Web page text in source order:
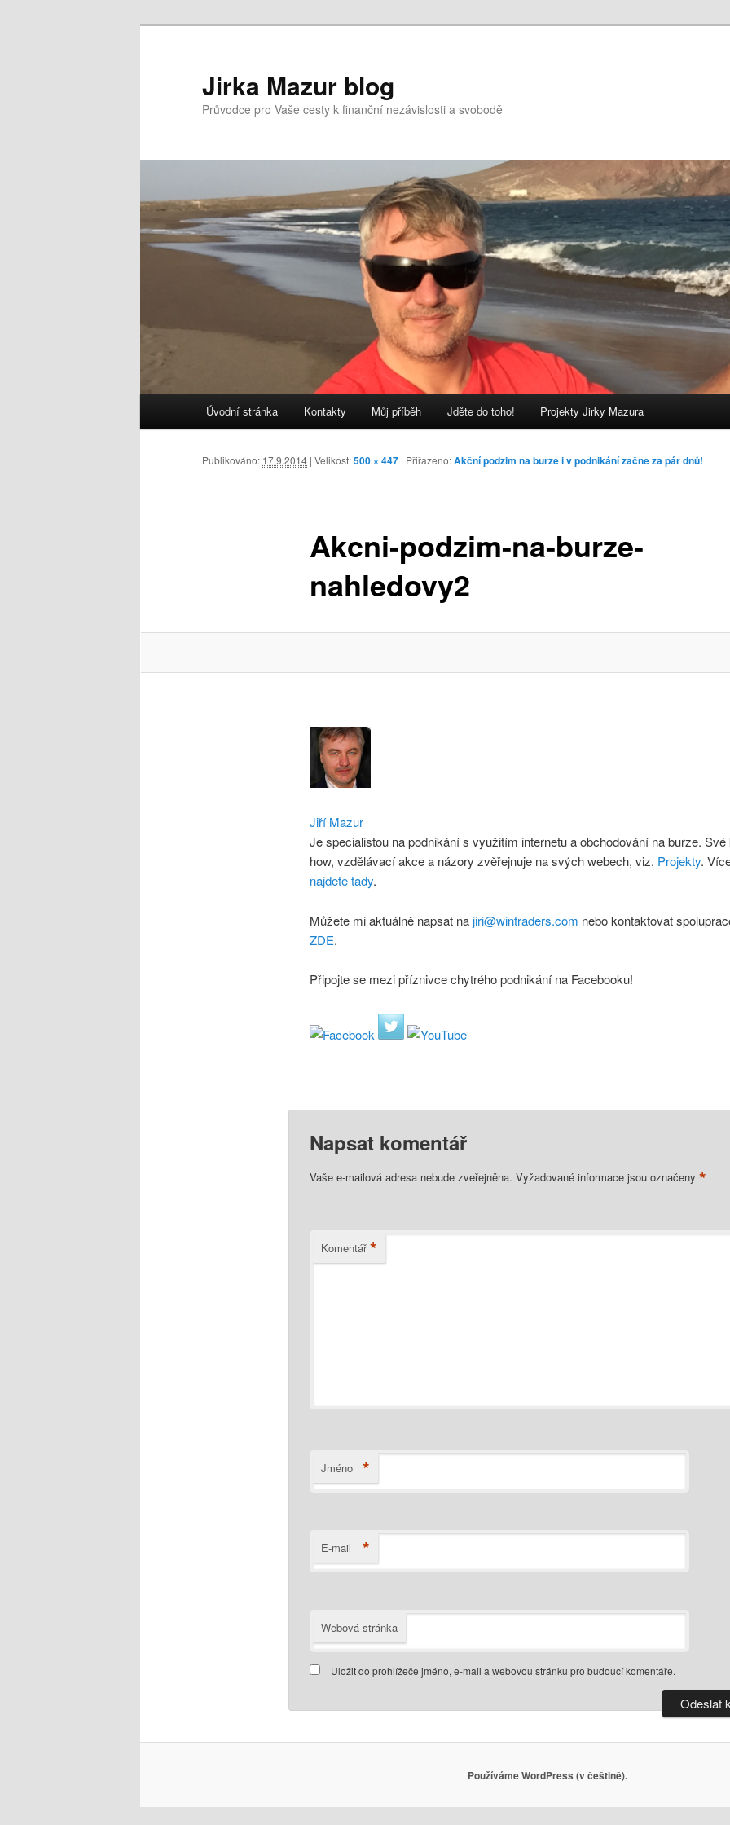
Jirka Mazur blog
Průvodce pro Vaše cesty k finanční nezávislosti a svobodě
Úvodní stránka Kontakty Můj příběh Jděte do toho! Projekty Jirky Mazura
Akcni-podzim-na-burze-
nahledovy2
Publikováno: 17.9.2014 | Velikost:500 × 447 | Přiřazeno:Akční podzim na burze i v podnikání začne za pár dnů!
Jiří Mazur
Je specialistou na podnikání s využitím internetu a obchodování na burze. Své
how, vzdělávací akce a názory zvěřejnuje na svých webech, viz. Projekty.
najdete tady.
Můžete mi aktuálně napsat najiri@wintraders.com nebo kontaktovat
ZDE.
Připojte se mezi příznivce chytrého podnikání na Facebooku!
Napsat komentář
Vaše e-mailová adresa nebude zveřejněna. Vyžadované informace jsou označeny *
Komentář *
Jméno *
E-mail *
Webová stránka
Uložit do prohlížeče jméno, e-mail a webovou stránku pro budoucí komentáře.
Používáme WordPress (v češtině).